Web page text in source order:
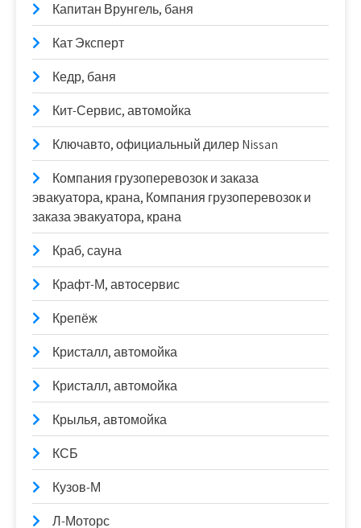
Капитан Врунгель, баня
Кат Эксперт
Кедр, баня
Кит-Сервис, автомойка
Ключавто, официальный дилер Nissan
Компания грузоперевозок и заказа
эвакуатора, крана, Компания грузоперевозок и
заказа эвакуатора, крана
Краб, сауна
Крафт-М, автосервис
Крепёж
Кристалл, автомойка
Кристалл, автомойка
Крылья, автомойка
КСБ
Кузов-М
Л-Моторс